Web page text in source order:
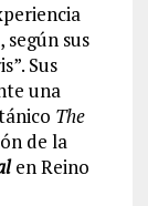
según sus
Sus
una
The
de la
en Reino